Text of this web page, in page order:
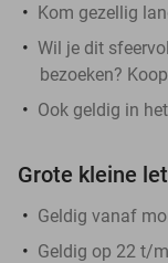
Kom gezellig
Wil je dit
bezoeken?
Ook geldig in
Grote kleine
Geldig vanaf
Geldig op 22 t/